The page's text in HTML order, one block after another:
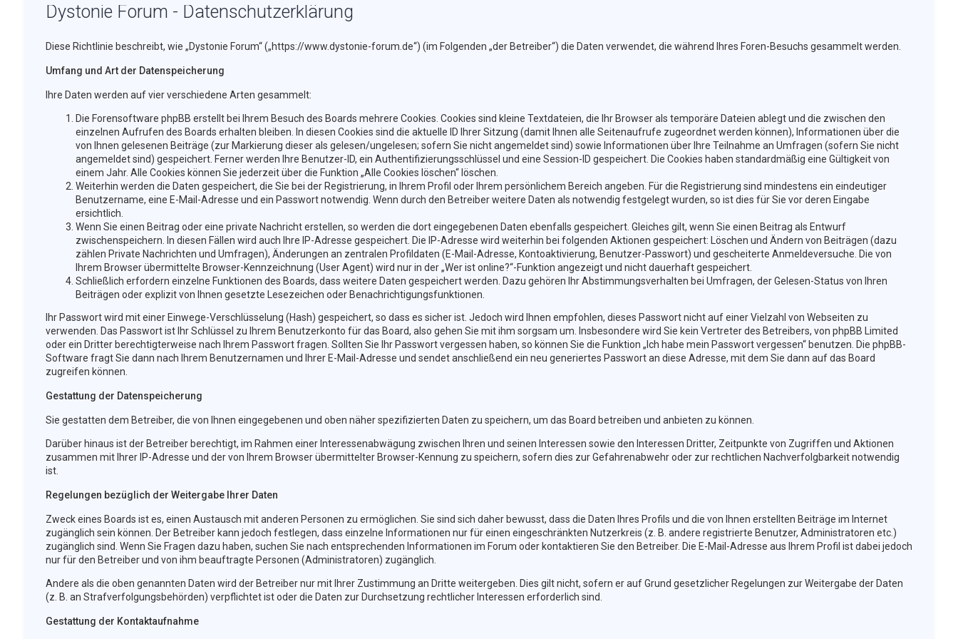
Dystonie Forum - Datenschutzerklärung
Diese Richtlinie beschreibt, wie „Dystonie Forum“ („https://www.dystonie-forum.de“) (im Folgenden „der Betreiber“) die Daten verwendet, die während Ihres Foren-Besuchs gesammelt werden.
Umfang und Art der Datenspeicherung
Ihre Daten werden auf vier verschiedene Arten gesammelt:
Die Forensoftware phpBB erstellt bei Ihrem Besuch des Boards mehrere Cookies. Cookies sind kleine Textdateien, die Ihr Browser als temporäre Dateien ablegt und die zwischen den
einzelnen Aufrufen des Boards erhalten bleiben. In diesen Cookies sind die aktuelle ID Ihrer Sitzung (damit Ihnen alle Seitenaufrufe zugeordnet werden können), Informationen über die
von Ihnen gelesenen Beiträge (zur Markierung dieser als gelesen/ungelesen; sofern Sie nicht angemeldet sind) sowie Informationen über Ihre Teilnahme an Umfragen (sofern Sie nicht
angemeldet sind) gespeichert. Ferner werden Ihre Benutzer-ID, ein Authentifizierungsschlüssel und eine Session-ID gespeichert. Die Cookies haben standardmäßig eine Gültigkeit von
einem Jahr. Alle Cookies können Sie jederzeit über die Funktion „Alle Cookies löschen“ löschen.
Weiterhin werden die Daten gespeichert, die Sie bei der Registrierung, in Ihrem Profil oder Ihrem persönlichem Bereich angeben. Für die Registrierung sind mindestens ein eindeutiger
Benutzername, eine E-Mail-Adresse und ein Passwort notwendig. Wenn durch den Betreiber weitere Daten als notwendig festgelegt wurden, so ist dies für Sie vor deren Eingabe
ersichtlich.
Wenn Sie einen Beitrag oder eine private Nachricht erstellen, so werden die dort eingegebenen Daten ebenfalls gespeichert. Gleiches gilt, wenn Sie einen Beitrag als Entwurf
zwischenspeichern. In diesen Fällen wird auch Ihre IP-Adresse gespeichert. Die IP-Adresse wird weiterhin bei folgenden Aktionen gespeichert: Löschen und Ändern von Beiträgen (dazu
zählen Private Nachrichten und Umfragen), Änderungen an zentralen Profildaten (E-Mail-Adresse, Kontoaktivierung, Benutzer-Passwort) und gescheiterte Anmeldeversuche. Die von
Ihrem Browser übermittelte Browser-Kennzeichnung (User Agent) wird nur in der „Wer ist online?“-Funktion angezeigt und nicht dauerhaft gespeichert.
Schließlich erfordern einzelne Funktionen des Boards, dass weitere Daten gespeichert werden. Dazu gehören Ihr Abstimmungsverhalten bei Umfragen, der Gelesen-Status von Ihren
Beiträgen oder explizit von Ihnen gesetzte Lesezeichen oder Benachrichtigungsfunktionen.
Ihr Passwort wird mit einer Einwege-Verschlüsselung (Hash) gespeichert, so dass es sicher ist. Jedoch wird Ihnen empfohlen, dieses Passwort nicht auf einer Vielzahl von Webseiten zu
verwenden. Das Passwort ist Ihr Schlüssel zu Ihrem Benutzerkonto für das Board, also gehen Sie mit ihm sorgsam um. Insbesondere wird Sie kein Vertreter des Betreibers, von phpBB Limited
oder ein Dritter berechtigterweise nach Ihrem Passwort fragen. Sollten Sie Ihr Passwort vergessen haben, so können Sie die Funktion „Ich habe mein Passwort vergessen“ benutzen. Die phpBB-
Software fragt Sie dann nach Ihrem Benutzernamen und Ihrer E-Mail-Adresse und sendet anschließend ein neu generiertes Passwort an diese Adresse, mit dem Sie dann auf das Board
zugreifen können.
Gestattung der Datenspeicherung
Sie gestatten dem Betreiber, die von Ihnen eingegebenen und oben näher spezifizierten Daten zu speichern, um das Board betreiben und anbieten zu können.
Darüber hinaus ist der Betreiber berechtigt, im Rahmen einer Interessenabwägung zwischen Ihren und seinen Interessen sowie den Interessen Dritter, Zeitpunkte von Zugriffen und Aktionen
zusammen mit Ihrer IP-Adresse und der von Ihrem Browser übermittelter Browser-Kennung zu speichern, sofern dies zur Gefahrenabwehr oder zur rechtlichen Nachverfolgbarkeit notwendig
ist.
Regelungen bezüglich der Weitergabe Ihrer Daten
Zweck eines Boards ist es, einen Austausch mit anderen Personen zu ermöglichen. Sie sind sich daher bewusst, dass die Daten Ihres Profils und die von Ihnen erstellten Beiträge im Internet
zugänglich sein können. Der Betreiber kann jedoch festlegen, dass einzelne Informationen nur für einen eingeschränkten Nutzerkreis (z. B. andere registrierte Benutzer, Administratoren etc.)
zugänglich sind. Wenn Sie Fragen dazu haben, suchen Sie nach entsprechenden Informationen im Forum oder kontaktieren Sie den Betreiber. Die E-Mail-Adresse aus Ihrem Profil ist dabei jedoch
nur für den Betreiber und von ihm beauftragte Personen (Administratoren) zugänglich.
Andere als die oben genannten Daten wird der Betreiber nur mit Ihrer Zustimmung an Dritte weitergeben. Dies gilt nicht, sofern er auf Grund gesetzlicher Regelungen zur Weitergabe der Daten
(z. B. an Strafverfolgungsbehörden) verpflichtet ist oder die Daten zur Durchsetzung rechtlicher Interessen erforderlich sind.
Gestattung der Kontaktaufnahme